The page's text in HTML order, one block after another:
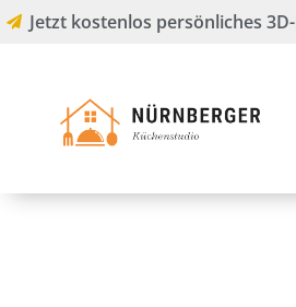
Jetzt kostenlos persönliches